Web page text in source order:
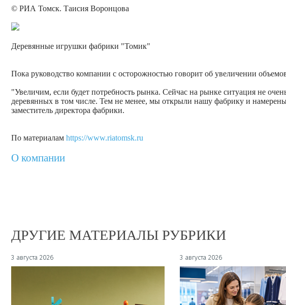
© РИА Томск. Таисия Воронцова
Деревянные игрушки фабрики "Томик"
Пока руководство компании с осторожностью говорит об увеличении
"Увеличим, если будет потребность рынка. Сейчас на рынке ситуация не
деревянных в том числе. Тем не менее, мы открыли нашу фабрику и
заместитель директора фабрики.
По материалам https://www.riatomsk.ru
О компании
ДРУГИЕ МАТЕРИАЛЫ РУБРИКИ
3 августа 2026 3 августа 2026